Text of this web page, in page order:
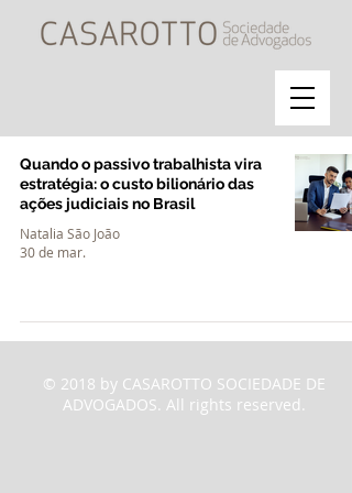
Quando o passivo trabalhista vira
estratégia: o custo bilionário das
ações judiciais no Brasil
Natalia São João
30 de mar.
© 2018 by CASAROTTO SOCIEDADE DE
ADVOGADOS. All rights reserved.